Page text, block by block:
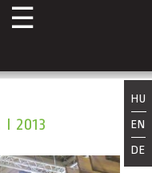
☰
HU
EN
DE
2013